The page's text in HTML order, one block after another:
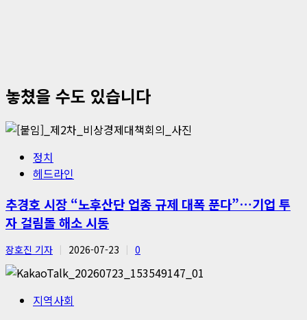
놓쳤을 수도 있습니다
정치
헤드라인
추경호 시장 “노후산단 업종 규제 대폭 푼다”…기업 투
자 걸림돌 해소 시동
장호진 기자 2026-07-23 0
지역사회